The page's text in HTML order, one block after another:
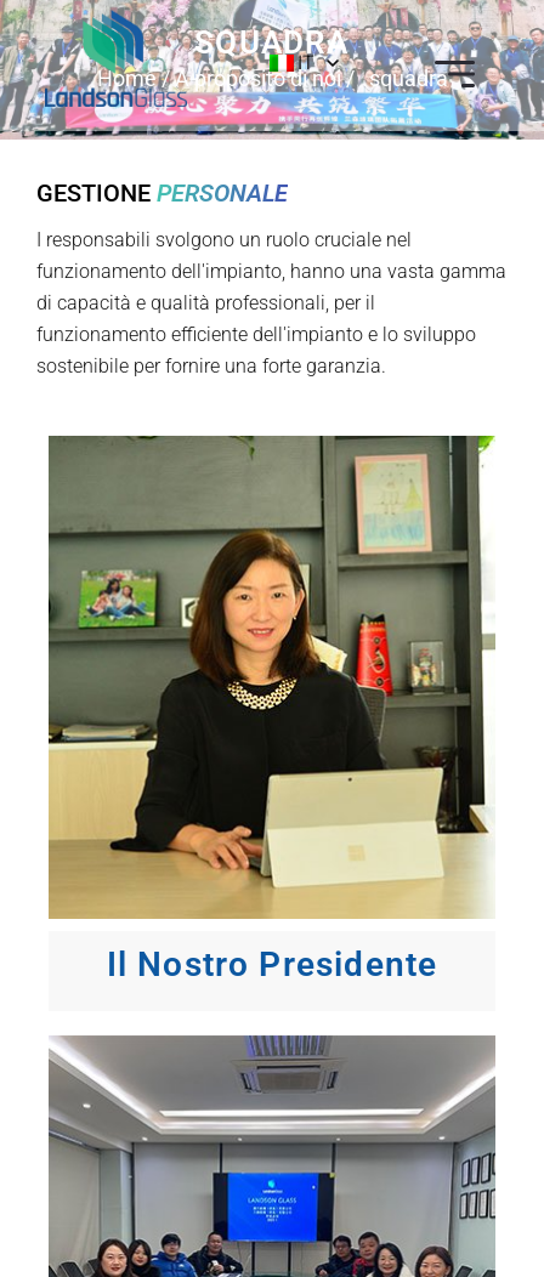
IT
SQUADRA
Home/A proposito di noi/ squadra
GESTIONE PERSONALE
I responsabili svolgono un ruolo cruciale nel
funzionamento dell'impianto, hanno una vasta gamma
di capacità e qualità professionali, per il
funzionamento efficiente dell'impianto e lo sviluppo
sostenibile per fornire una forte garanzia.
Il Nostro Presidente